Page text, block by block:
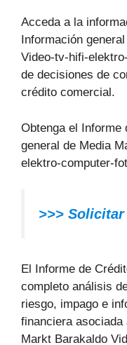
Acceda a la
Información
Video-tv-hifi-
de decisiones de
crédito comercial.
Obtenga el Informe
general de Media
elektro-computer-
>>>
El Informe de
completo análisis
riesgo, impago e
financiera asociada
Markt Barakaldo